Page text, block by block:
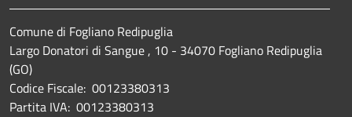
Comune di Fogliano Redipuglia
Largo Donatori di Sangue , 10 - 34070 Fogliano Redipuglia
(GO)
Codice Fiscale: 00123380313
Partita IVA: 00123380313